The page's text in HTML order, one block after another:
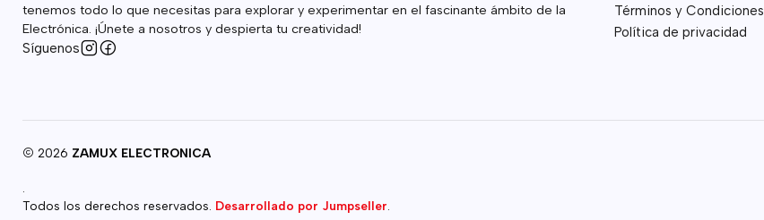
tenemos todo lo que necesitas para explorar y experimentar en el fascinante ámbito de la
Electrónica. ¡Únete a nosotros y despierta tu creatividad!
Síguenos
Términos y Condiciones
Política de privacidad
2026 ZAMUX ELECTRONICA
Todos los derechos reservados. Desarrollado por Jumpseller